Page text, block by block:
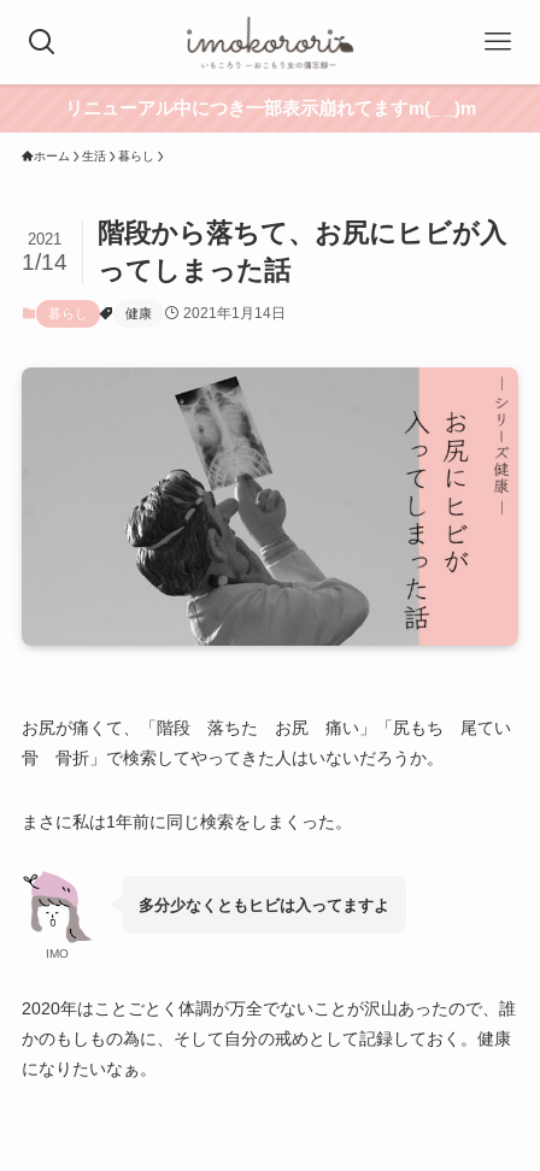
リニューアル中につき一部表示崩れてますm(_ _)m
ホーム 生活 暮らし
階段から落ちて、お尻にヒビが入
ってしまった話
2021
1/14
暮らし 健康 2021年1月14日
お尻が痛くて、「階段 落ちた お尻 痛い」「尻もち 尾てい
骨 骨折」で検索してやってきた人はいないだろうか。
まさに私は1年前に同じ検索をしまくった。
IMO
多分少なくともヒビは入ってますよ
2020年はことごとく体調が万全でないことが沢山あったので、誰
かのもしもの為に、そして自分の戒めとして記録しておく。健康
になりたいなぁ。